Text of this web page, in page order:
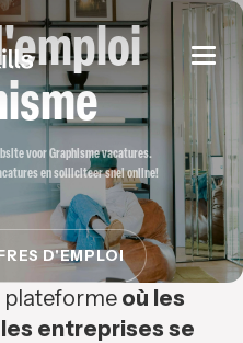
voor Graphisme vacatures.
en solliciteer snel online!
D'EMPLOI
plateforme où les
entreprises se